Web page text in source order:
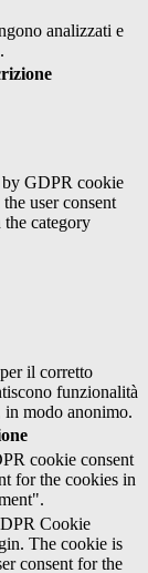
analizzati e
GDPR cookie
user consent
category
il corretto
funzionalità
in modo anonimo.
cookie consent
for the cookies in
Cookie
The cookie is
consent for the